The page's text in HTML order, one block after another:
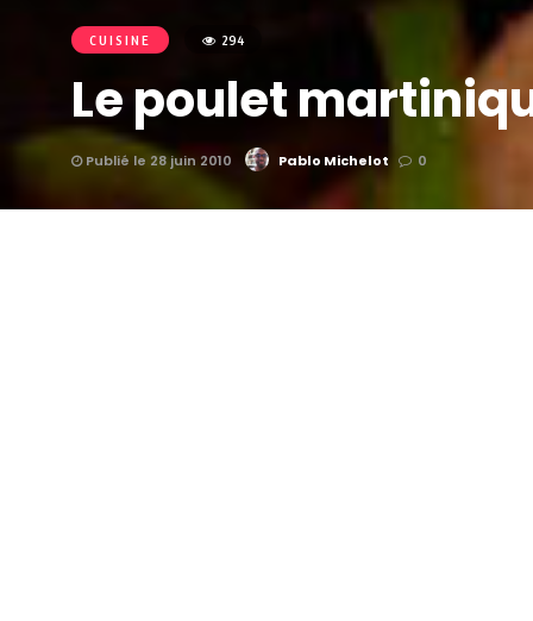
CUISINE 294
Le poulet
Publié le 28 juin 2010 Pablo Michelot 0